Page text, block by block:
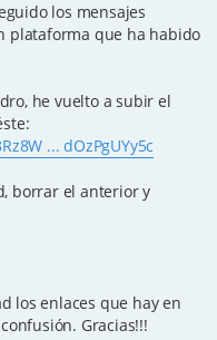
los mensajes
plataforma que ha habido
he vuelto a subir el
... dOzPgUYy5c
borrar el anterior y
los enlaces que hay en
Gracias!!!